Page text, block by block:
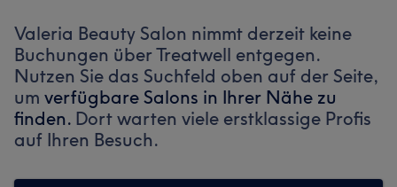
Valeria Beauty Salon nimmt derzeit keine
Buchungen über Treatwell entgegen.
Nutzen Sie das Suchfeld oben auf der Seite,
um verfügbare Salons in Ihrer Nähe zu
finden. Dort warten viele erstklassige Profis
auf Ihren Besuch.